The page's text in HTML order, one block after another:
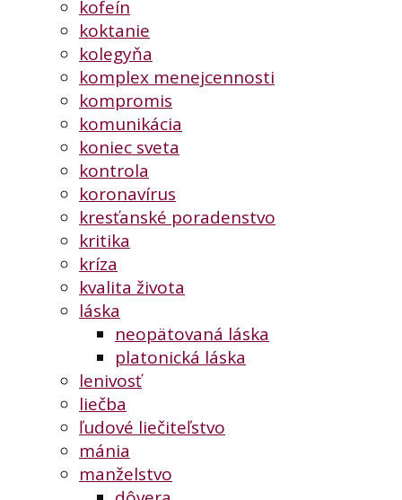
kofeín
koktanie
kolegyňa
komplex menejcennosti
kompromis
komunikácia
koniec sveta
kontrola
koronavírus
kresťanské poradenstvo
kritika
kríza
kvalita života
láska
neopätovaná láska
platonická láska
lenivosť
liečba
ľudové liečiteľstvo
mánia
manželstvo